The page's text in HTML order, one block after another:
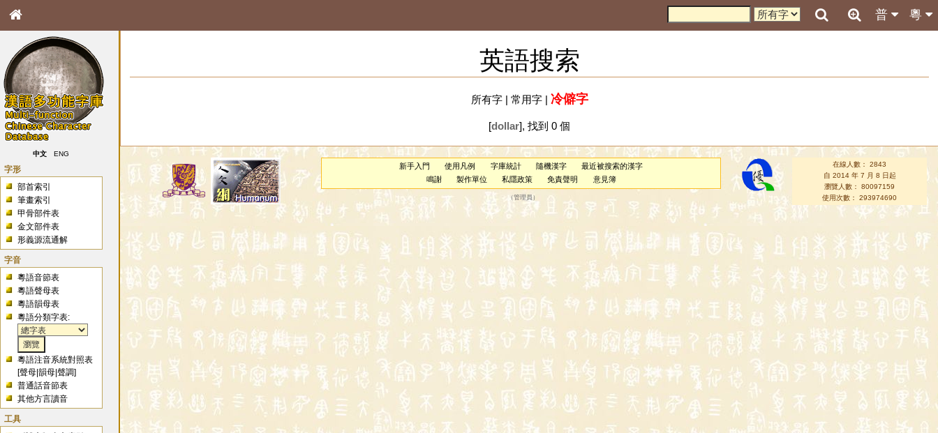
粵
普
中文 ENG
字形
部首索引
筆畫索引
甲骨部件表
金文部件表
形義源流通解
字音
粵語音節表
粵語聲母表
粵語韻母表
粵語分類字表:
粵語注音系統對照表
[聲母 |韻母 |聲調]
普通話音節表
其他方言讀音
工具
英語搜索
所有字| 常用字| 冷僻字
[dollar], 找到 0 個
新手入門 使用凡例 字庫統計 隨機漢字
最近被搜索的漢字
鳴謝
製作單位 私隱政策 免責聲明 意見簿
（管理員 ）
在線人數： 2843
自 2014 年 7 月 8 日起
瀏覽人數： 80097159
使用次數： 293974690